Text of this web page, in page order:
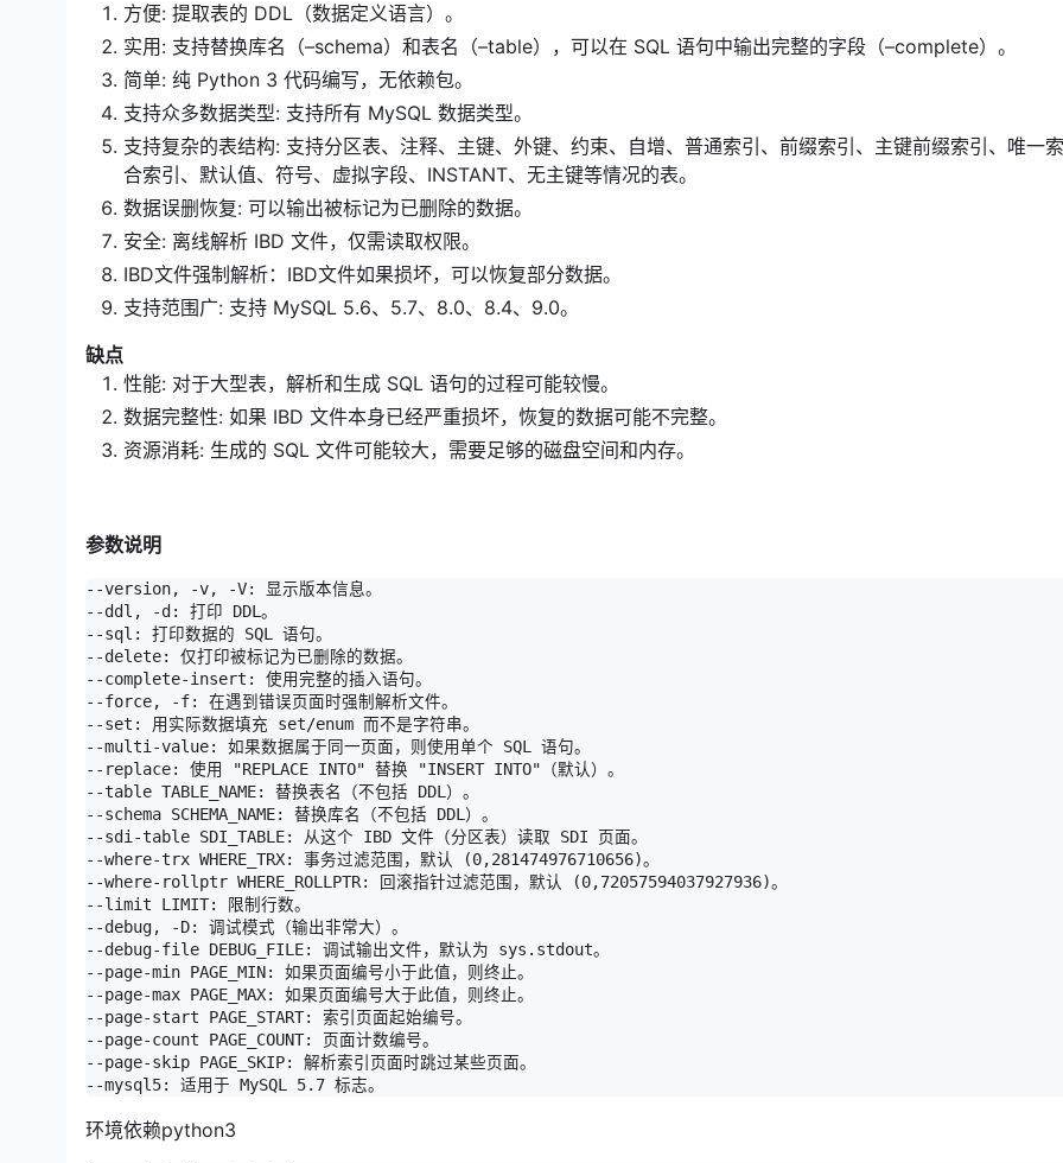
方便: 提取表的 DDL（数据定义语言）。
实用: 支持替换库名（–schema）和表名（–table），可以在 SQL 语句中输出完整的字段（–complete）。
简单: 纯 Python 3 代码编写，无依赖包。
支持众多数据类型: 支持所有 MySQL 数据类型。
支持复杂的表结构: 支持分区表、注释、主键、外键、约束、自增、普通索引、前缀索引、主键前缀索引、唯一
合索引、默认值、符号、虚拟字段、INSTANT、无主键等情况的表。
数据误删恢复: 可以输出被标记为已删除的数据。
安全: 离线解析 IBD 文件，仅需读取权限。
IBD文件强制解析：IBD文件如果损坏，可以恢复部分数据。
支持范围广: 支持 MySQL 5.6、5.7、8.0、8.4、9.0。
缺点
性能: 对于大型表，解析和生成 SQL 语句的过程可能较慢。
数据完整性: 如果 IBD 文件本身已经严重损坏，恢复的数据可能不完整。
资源消耗: 生成的 SQL 文件可能较大，需要足够的磁盘空间和内存。
参数说明
--version, -v, -V: 显示版本信息。
--ddl, -d: 打印 DDL。
--sql: 打印数据的 SQL 语句。
--delete: 仅打印被标记为已删除的数据。
--complete-insert: 使用完整的插入语句。
--force, -f: 在遇到错误页面时强制解析文件。
--set: 用实际数据填充 set/enum 而不是字符串。
--multi-value: 如果数据属于同一页面，则使用单个 SQL 语句。
--replace: 使用 "REPLACE INTO" 替换 "INSERT INTO"（默认）。
--table TABLE_NAME: 替换表名（不包括 DDL）。
--schema SCHEMA_NAME: 替换库名（不包括 DDL）。
--sdi-table SDI_TABLE: 从这个 IBD 文件（分区表）读取 SDI 页面。
--where-trx WHERE_TRX: 事务过滤范围，默认 (0,281474976710656)。
--where-rollptr WHERE_ROLLPTR: 回滚指针过滤范围，默认 (0,72057594037927936)。
--limit LIMIT: 限制行数。
--debug, -D: 调试模式（输出非常大）。
--debug-file DEBUG_FILE: 调试输出文件，默认为 sys.stdout。
--page-min PAGE_MIN: 如果页面编号小于此值，则终止。
--page-max PAGE_MAX: 如果页面编号大于此值，则终止。
--page-start PAGE_START: 索引页面起始编号。
--page-count PAGE_COUNT: 页面计数编号。
--page-skip PAGE_SKIP: 解析索引页面时跳过某些页面。
--mysql5: 适用于 MySQL 5.7 标志。
环境依赖python3